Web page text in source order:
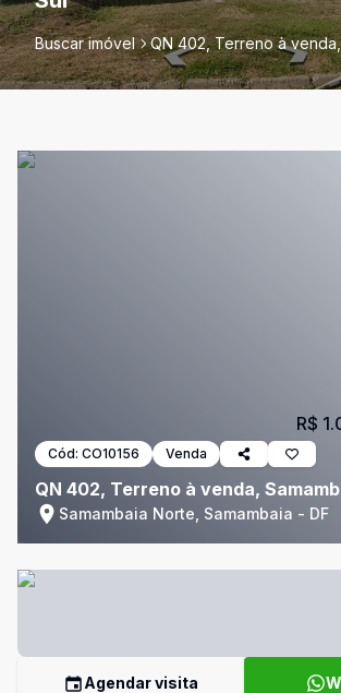
Buscar imóvel QN 402, Terreno à
Cód: CO10156 Venda
QN 402, Terreno à venda,
Samambaia Norte, Samambaia - DF
R$
Agendar visita